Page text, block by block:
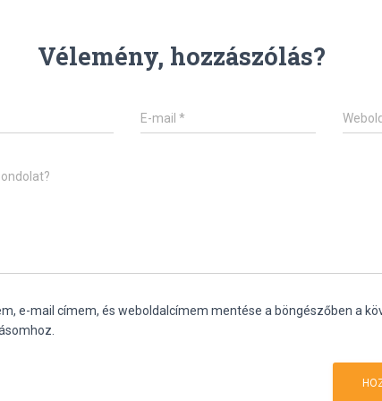
Vélemény, hozzászólás?
E-mail*
e-mail címem, és weboldalcímem mentése a böngészőben a